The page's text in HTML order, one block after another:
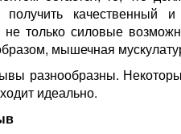
получить качественный
не только силовые
мышечная
разнообразны.
идеально.